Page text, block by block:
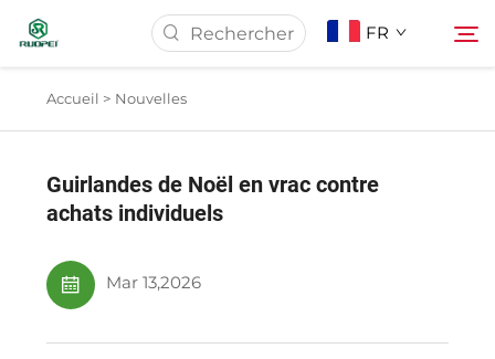
FR
Produits
À Propos De Nous
Actualités
Accueil > Nouvelles
Guirlandes de Noël en vrac contre
achats individuels
Mar 13,2026